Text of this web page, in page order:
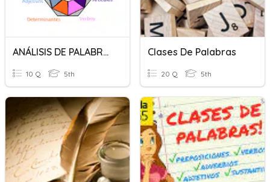
ANÁLISIS DE PALABRAS
10 Q 5th
Clases De Palabras
20 Q 5th